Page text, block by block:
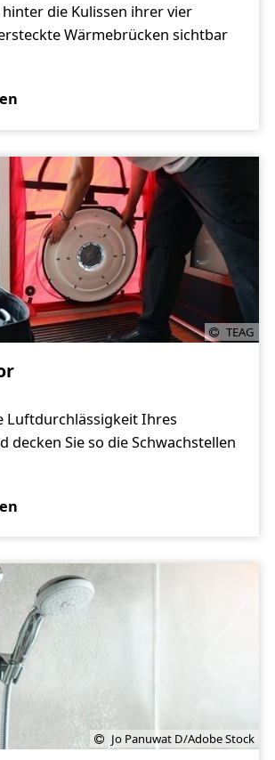
die Kulissen ihrer vier
Wärmebrücken sichtbar
TEAG
Luftdurchlässigkeit Ihres
decken Sie so die Schwachstellen
Jo Panuwat D/Adobe Stock